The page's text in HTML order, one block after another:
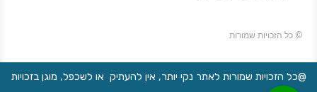
© כל הזכויות שמורות
@כל הזכויות שמורות לאתר נקי יותר, אין להעתיק או לשכפל, מוגן בזכויות